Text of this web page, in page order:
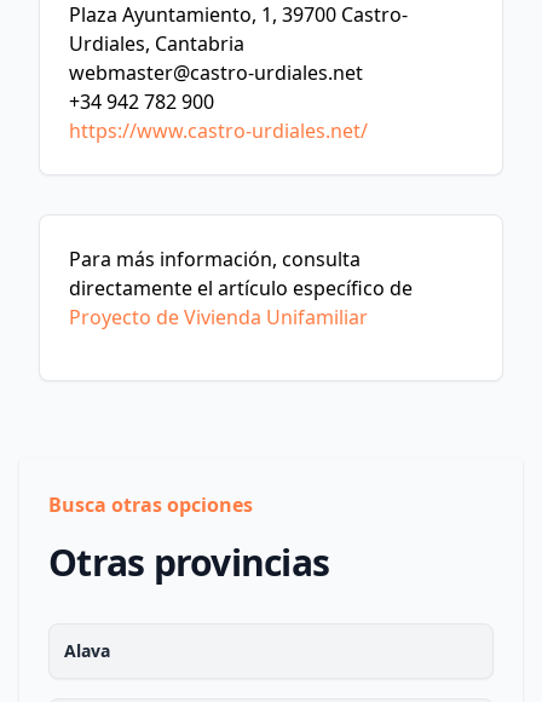
Plaza Ayuntamiento, 1, 39700 Castro-
Urdiales, Cantabria
webmaster@castro-urdiales.net
+34 942 782 900
https://www.castro-urdiales.net/
Para más información, consulta
directamente el artículo específico de
Proyecto de Vivienda Unifamiliar
Busca otras opciones
Otras provincias
Alava